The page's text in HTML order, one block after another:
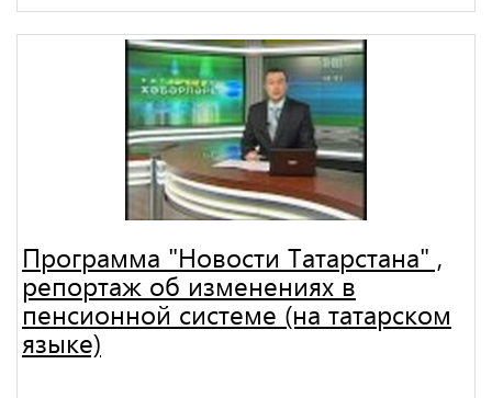
Программа "Новости Татарстана" ,
репортаж об изменениях в
пенсионной системе (на татарском
языке)